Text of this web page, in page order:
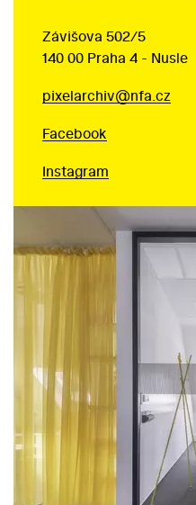
Závišova 502/5
140 00 Praha 4 - Nusle
pixelarchiv@nfa.cz
Facebook
Instagram